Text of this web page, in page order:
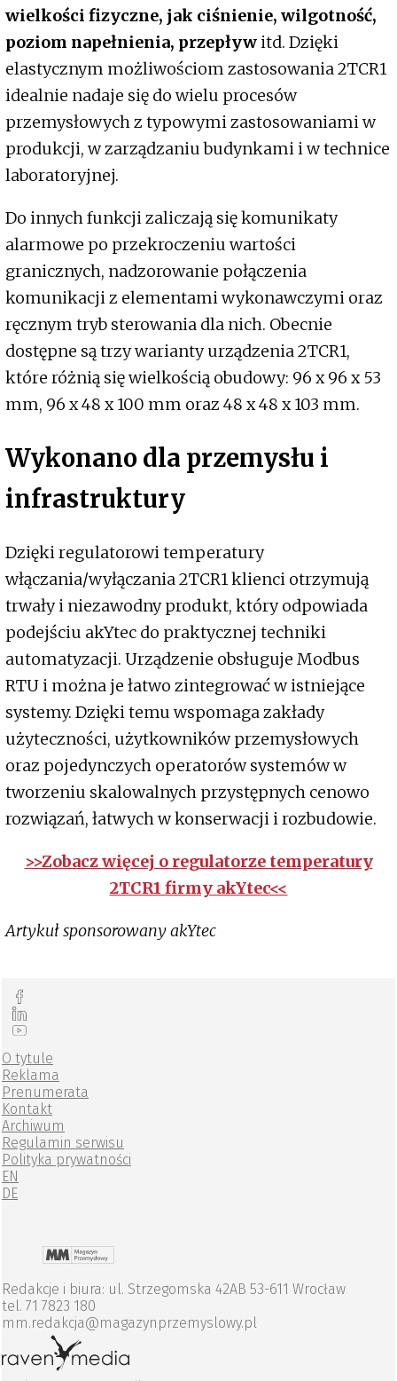
wielkości fizyczne, jak ciśnienie, wilgotność,
poziom napełnienia, przepływitd. Dzięki
elastycznym możliwościom zastosowania 2TCR1
idealnie nadaje się do wielu procesów
przemysłowych z typowymi zastosowaniami w
produkcji, w zarządzaniu budynkami i w technice
laboratoryjnej.
Do innych funkcji zaliczają się komunikaty
alarmowe po przekroczeniu wartości
granicznych, nadzorowanie połączenia
komunikacji z elementami wykonawczymi oraz
ręcznym tryb sterowania dla nich. Obecnie
dostępne są trzy warianty urządzenia 2TCR1,
które różnią się wielkością obudowy: 96 x 96 x 53
mm, 96 x 48 x 100 mm oraz 48 x 48 x 103 mm.
Wykonano dla przemysłu i
infrastruktury
Dzięki regulatorowi temperatury
włączania/wyłączania 2TCR1 klienci otrzymują
trwały i niezawodny produkt, który odpowiada
podejściu akYtec do praktycznej techniki
automatyzacji. Urządzenie obsługuje Modbus
RTU i można je łatwo zintegrować w istniejące
systemy. Dzięki temu wspomaga zakłady
użyteczności, użytkowników przemysłowych
oraz pojedynczych operatorów systemów w
tworzeniu skalowalnych przystępnych cenowo
rozwiązań, łatwych w konserwacji i rozbudowie.
>>Zobacz więcej o regulatorze temperatury
2TCR1 firmy akYtec<<
Artykuł sponsorowany akYtec
O tytule
Reklama
Prenumerata
Kontakt
Archiwum
Regulamin serwisu
Polityka prywatności
EN
DE
Redakcje i biura: ul. Strzegomska 42AB 53-611 Wrocław
tel. 71 7823 180
mm.redakcja@magazynprzemyslowy.pl